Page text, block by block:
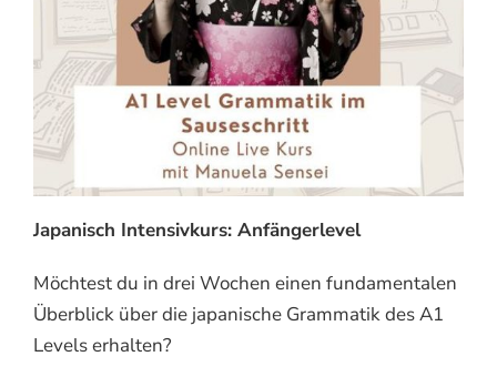
Japanisch Intensivkurs: Anfängerlevel
Möchtest du in drei Wochen einen fundamentalen
Überblick über die japanische Grammatik des A1
Levels erhalten?